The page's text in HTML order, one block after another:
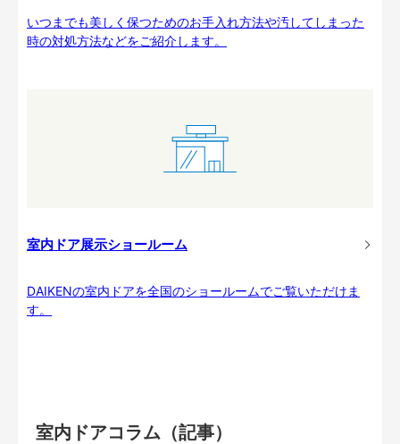
いつまでも美しく保つためのお手入れ方法や汚してしまった
時の対処方法などをご紹介します。
室内ドア展示ショールーム
DAIKENの室内ドアを全国のショールームでご覧いただけま
す。
室内ドアコラム（記事）